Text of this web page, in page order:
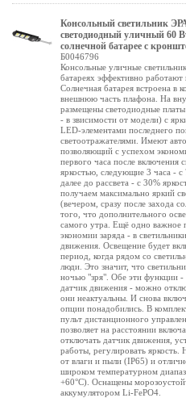
Консольный светильник
светодиодный уличный 60
солнечной батарее с
Б0046796
Консольные уличные
батареях эффективно работают
Солнечная батарея встроена в
внешнюю часть плафона. На
размещены светодиодные платы
- в звисимости от модели) с
LED-элементами последнего
светоотражателями. Имеют
позволяющий с успехом
первого часа после включения
яркостью, следующие 3 часа - с
далее до рассвета - с 30%
получаем максимально яркий
(вечером, сразу после захода
того, что дополнительного
самого утра. Ещё одно важное
экономии заряда - в
движения. Освещение будет
период, когда рядом со
люди. Это значит, что
ночью "зря". Обе эти функции
датчик движения - можно
они неактуальны. И снова
опции понадобились. В
пульт дистанционного
позволяет на расстоянии
отключать датчик движения,
работы, регулировать
от влаги и пыли (IP65) и
широком температурном
+60°C). Оснащены
аккумулятором Li-FePO4.